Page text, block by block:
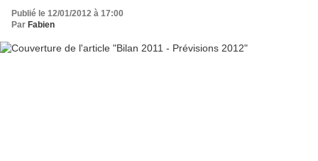
Publié le 12/01/2012 à 17:00
Par Fabien